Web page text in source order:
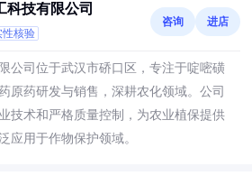
科技有限公司
性核验
咨询 进店
公司位于武汉市硚口区，专注于啶嘧磺
原药研发与销售，深耕农化领域。公司
技术和严格质量控制，为农业植保提供
应用于作物保护领域。